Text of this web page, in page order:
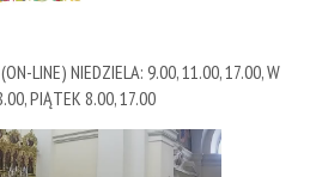
LINE) NIEDZIELA: 9.00, 11.00, 17.00, W
PIĄTEK 8.00, 17.00